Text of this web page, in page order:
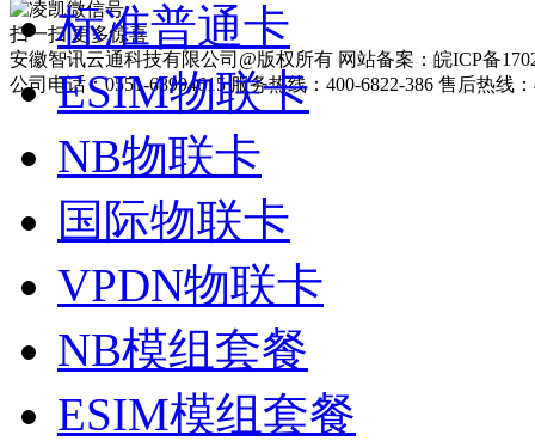
扫一扫 更多惊喜
安徽智讯云通科技有限公司@版权所有 网站备案：皖ICP备
公司电话：0551-68994615 服务热线：400-6822-386 售后热线：
标准普通卡
ESIM物联卡
NB物联卡
国际物联卡
VPDN物联卡
NB模组套餐
ESIM模组套餐